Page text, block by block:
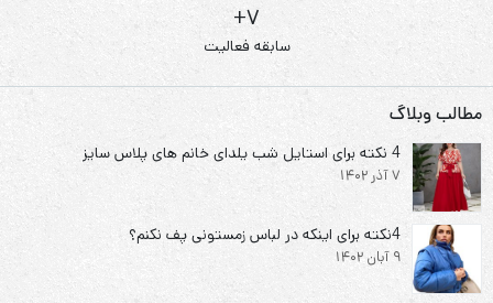
7+
سابقه فعالیت
مطالب وبلاگ
4 نکته برای استایل شب یلدای خانم های پلاس سایز
7 آذر 1402
4نکته برای اینکه در لباس زمستونی پف نکنم؟
9 آبان 1402